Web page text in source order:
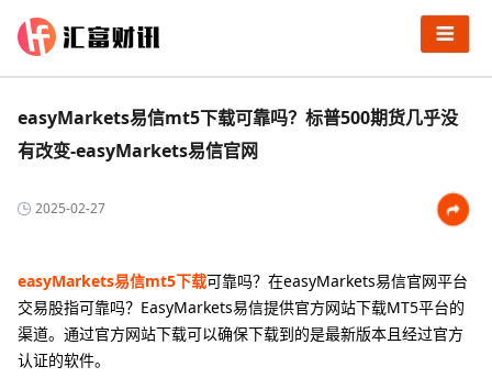
easyMarkets易信mt5下载可靠吗？标普500期货几乎没
有改变-easyMarkets易信官网
2025-02-27
easyMarkets易信mt5下载可靠吗？在easyMarkets易信官网平台
交易股指可靠吗？EasyMarkets易信提供官方网站下载MT5平台的
渠道。通过官方网站下载可以确保下载到的是最新版本且经过官方
认证的软件。